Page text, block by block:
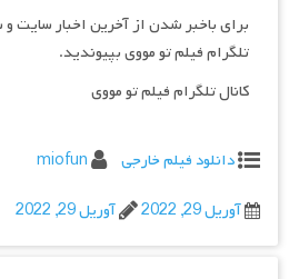
برای باخبر شدن از آخرین اخبار سایت و
تلگرام فیلم تو مووی بپیوندید.
کانال تلگرام فیلم تو مووی
دانلود فیلم خارجی
miofun
آوریل 29, 2022
آوریل 29, 2022